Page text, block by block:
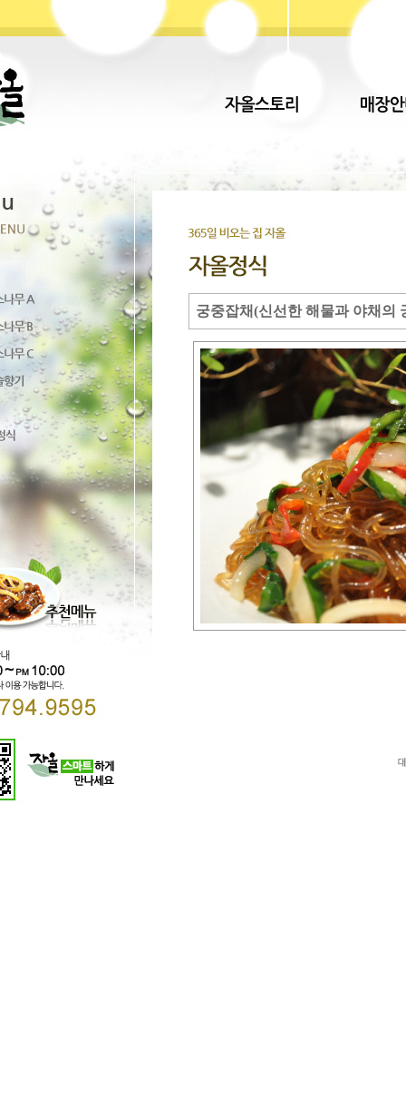
궁중잡채(신선한 해물과 야채의